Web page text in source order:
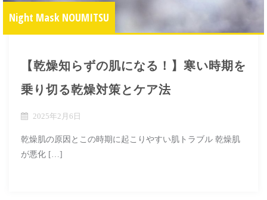
Night Mask NOUMITSU
【乾燥知らずの肌になる！】寒い時期を
乗り切る乾燥対策とケア法
2025年2月6日
乾燥肌の原因とこの時期に起こりやすい肌トラブル 乾燥肌
が悪化 […]